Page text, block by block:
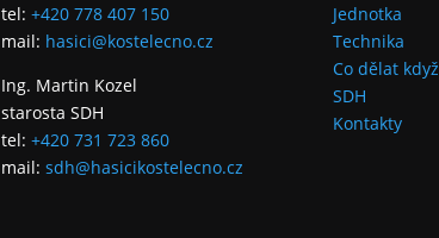
tel:+420 778 407 150
mail: hasici@kostelecno.cz
Ing. Martin Kozel
starosta SDH
tel:+420 731 723 860
mail:sdh@hasicikostelecno.cz
Jednotka
Technika
Co dělat když
SDH
Kontakty